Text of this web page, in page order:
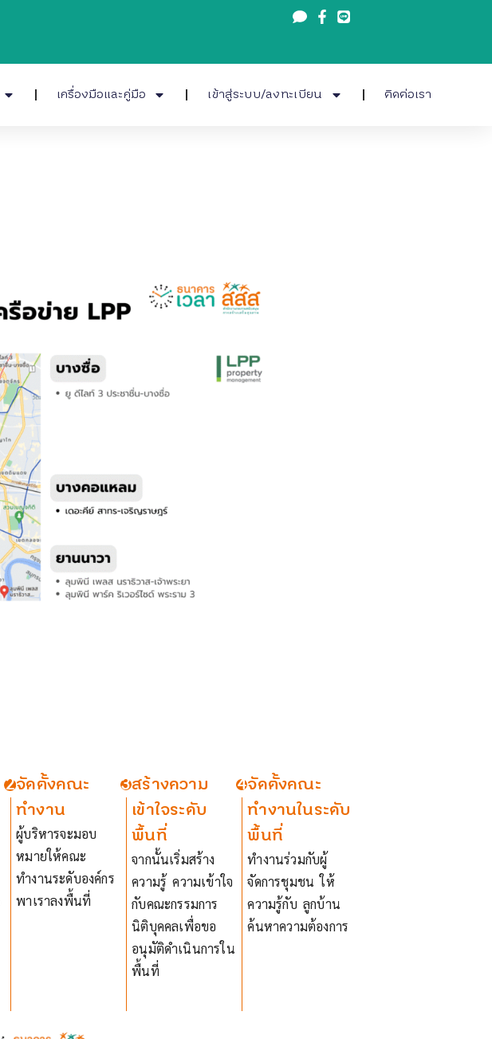
เครื่องมือและคู่มือ เข้าสู่ระบบ/ลงทะเบียน ติดต่อเรา
2จัดตั้งคณะ
ทำงาน
ผู้บริหารจะมอบ
หมายให้คณะ
ทำงานระดับองค์กร
พาเราลงพื้นที่
3สร้างความ
เข้าใจระดับ
พื้นที่
จากนั้นเริ่มสร้าง
ความรู้ ความเข้าใจ
กับคณะกรรมการ
นิติบุคคลเพื่อขอ
อนุมัติดำเนินการใน
พื้นที่
4จัดตั้งคณะ
ทำงานในระดับ
พื้นที่
ทำงานร่วมกับผู้
จัดการชุมชน ให้
ความรู้กับ ลูกบ้าน
ค้นหาความต้องการ